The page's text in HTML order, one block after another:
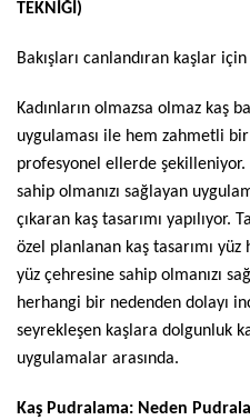
TEKNİĞİ)
Bakışları canlandıran kaşlar
Kadınların olmazsa olmaz kaş
uygulaması ile hem zahmetli
profesyonel ellerde
sahip olmanızı sağlayan
çıkaran kaş tasarımı yapılıyor.
özel planlanan kaş tasarımı yüz
yüz çehresine sahip olmanızı
herhangi bir nedenden dolayı
seyrekleşen kaşlara dolgunluk
uygulamalar arasında.
Kaş Pudralama: Neden